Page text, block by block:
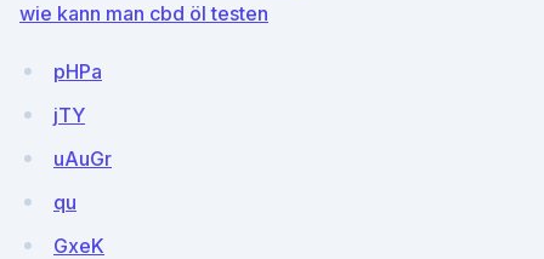
wie kann man cbd öl testen
pHPa
jTY
uAuGr
qu
GxeK